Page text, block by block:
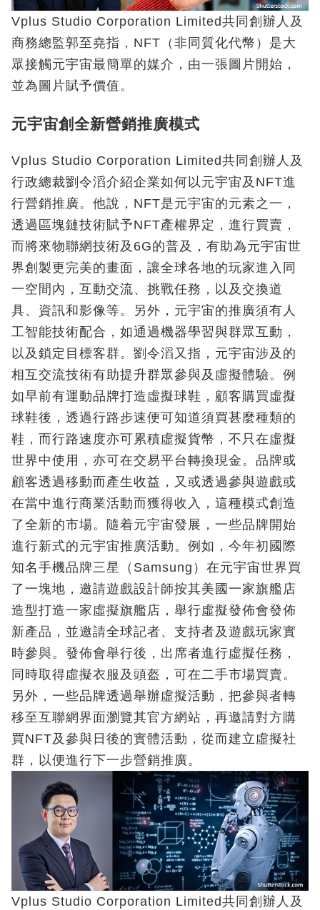
Vplus Studio Corporation Limited共同創辦人及
商務總監郭至堯指，NFT（非同質化代幣）是大
眾接觸元宇宙最簡單的媒介，由一張圖片開始，
並為圖片賦予價值。
元宇宙創全新營銷推廣模式
Vplus Studio Corporation Limited共同創辦人及
行政總裁劉令滔介紹企業如何以元宇宙及NFT進
行營銷推廣。他說，NFT是元宇宙的元素之一，
透過區塊鏈技術賦予NFT產權界定，進行買賣，
而將來物聯網技術及6G的普及，有助為元宇宙世
界創製更完美的畫面，讓全球各地的玩家進入同
一空間內，互動交流、挑戰任務，以及交換道
具、資訊和影像等。另外，元宇宙的推廣須有人
工智能技術配合，如通過機器學習與群眾互動，
以及鎖定目標客群。劉令滔又指，元宇宙涉及的
相互交流技術有助提升群眾參與及虛擬體驗。例
如早前有運動品牌打造虛擬球鞋，顧客購買虛擬
球鞋後，透過行路步速便可知道須買甚麼種類的
鞋，而行路速度亦可累積虛擬貨幣，不只在虛擬
世界中使用，亦可在交易平台轉換現金。品牌或
顧客透過移動而產生收益，又或透過參與遊戲或
在當中進行商業活動而獲得收入，這種模式創造
了全新的市場。隨着元宇宙發展，一些品牌開始
進行新式的元宇宙推廣活動。例如，今年初國際
知名手機品牌三星（Samsung）在元宇宙世界買
了一塊地，邀請遊戲設計師按其美國一家旗艦店
造型打造一家虛擬旗艦店，舉行虛擬發佈會發佈
新產品，並邀請全球記者、支持者及遊戲玩家實
時參與。發佈會舉行後，出席者進行虛擬任務，
同時取得虛擬衣服及頭盔，可在二手市場買賣。
另外，一些品牌透過舉辦虛擬活動，把參與者轉
移至互聯網界面瀏覽其官方網站，再邀請對方購
買NFT及參與日後的實體活動，從而建立虛擬社
群，以便進行下一步營銷推廣。
Vplus Studio Corporation Limited共同創辦人及